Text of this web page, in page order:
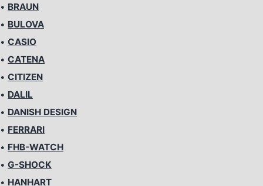
• BRAUN
• BULOVA
• CASIO
• CATENA
• CITIZEN
• DALIL
• DANISH DESIGN
• FERRARI
• FHB-WATCH
• G-SHOCK
• HANHART